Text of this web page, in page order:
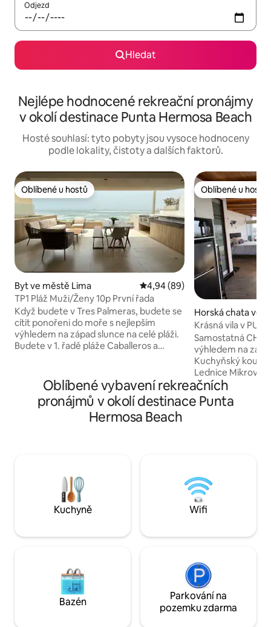
Odjezd
Hledat
Nejlépe hodnocené rekreační pronájmy
v okolí destinace Punta Hermosa Beach
Hosté souhlasí: tyto pobyty jsou vysoce hodnoceny
podle lokality, čistoty a dalších faktorů.
Oblíbené u hostů
Oblíbené u hostů
Byt ve městě Lima Průměrné hodnocení 4,94 z 5,
4,94 (89)
TP1 Pláž Muži/Ženy 10p První řada
Když budete v Tres Palmeras, budete se
cítit ponořeni do moře s nejlepším
výhledem na západ slunce na celé pláži.
Budete v 1. řadě pláže Caballeros a
nebo na pláž Caballeros, která je
vzdálená 5 minut chůze směrem k
zátoce. Jsou zde 3 pokoje, každý s
koupelnou a toaletou pro hosty,
kuchyně integrovaná do obývacího
Oblíbené u hostů
Oblíbené u hostů
Horská chata ve
usana
Krásná vila v
Samostatná
výhledem na
Kuchyňský kout,
Lednice Mikrovlnná trouba/elektrická
trouba Mixér/
Instantní
set Prostorná koupelna s toaletou
zdarma 🍻
a CHLADICÍ BOX
reproduktor 🔊
Oblíbené vybavení rekreačních
pronájmů v okolí destinace Punta
Hermosa Beach
Kuchyně Wifi
Bazén
Parkování na
pozemku zdarma